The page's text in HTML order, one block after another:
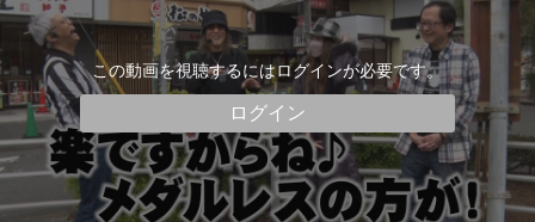
この動画を視聴するにはログインが必要です。
ログイン